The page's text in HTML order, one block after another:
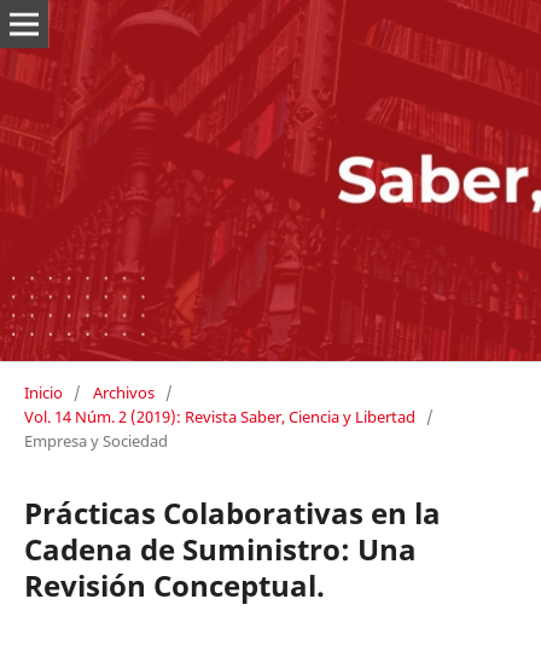
Inicio / Archivos /
Vol. 14 Núm. 2 (2019): Revista Saber, Ciencia y Libertad
/
Empresa y Sociedad
Prácticas Colaborativas en la
Cadena de Suministro: Una
Revisión Conceptual.